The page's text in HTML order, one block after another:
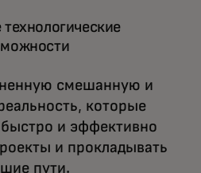
смешанную и
которые
и эффективно
и прокладывать
пути.